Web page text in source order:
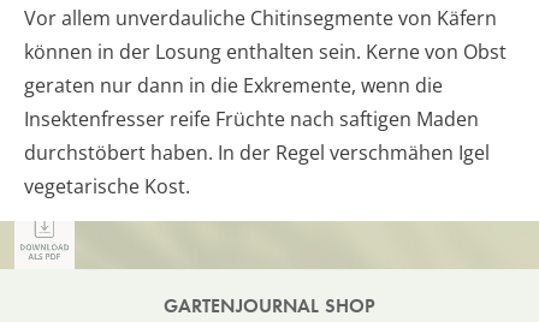
Vor allem unverdauliche Chitinsegmente von Käfern
können in der Losung enthalten sein. Kerne von Obst
geraten nur dann in die Exkremente, wenn die
Insektenfresser reife Früchte nach saftigen Maden
durchstöbert haben. In der Regel verschmähen Igel
vegetarische Kost.
GARTENJOURNAL SHOP